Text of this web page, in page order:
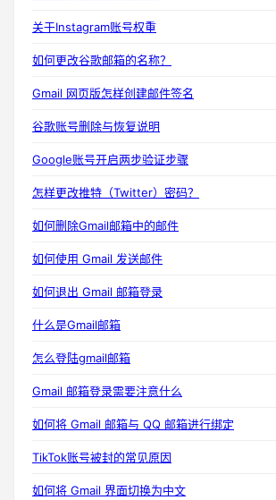
关于Instagram账号权重
如何更改谷歌邮箱的名称？
Gmail 网页版怎样创建邮件签名
谷歌账号删除与恢复说明
Google账号开启两步验证步骤
怎样更改推特（Twitter）密码？
如何删除Gmail邮箱中的邮件
如何使用 Gmail 发送邮件
如何退出 Gmail 邮箱登录
什么是Gmail邮箱
怎么登陆gmail邮箱
Gmail 邮箱登录需要注意什么
如何将 Gmail 邮箱与 QQ 邮箱进行绑定
TikTok账号被封的常见原因
如何将 Gmail 界面切换为中文